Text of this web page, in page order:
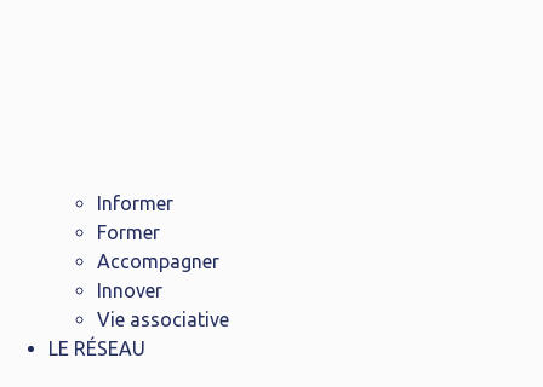
Informer
Former
Accompagner
Innover
Vie associative
LE RÉSEAU